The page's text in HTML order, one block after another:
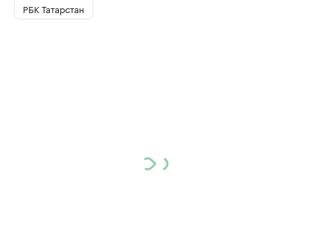
РБК Татарстан